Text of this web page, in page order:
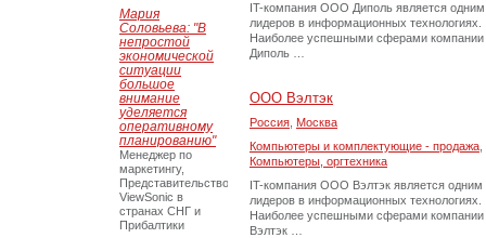
IT-компания ООО Диполь является одним
лидеров в информационных технологиях.
Наиболее успешными сферами компании
Диполь …
ООО Вэлтэк
Россия Москва
Компьютеры и комплектующие - продажа
Компьютеры, оргтехника
IT-компания ООО Вэлтэк является одним
лидеров в информационных технологиях.
Наиболее успешными сферами компании
Вэлтэк …
Мария
Соловьева: "В
непростой
экономической
ситуации
большое
внимание
уделяется
оперативному
планированию"
Менеджер по
маркетингу,
Представительство
ViewSonic в
странах СНГ и
Прибалтики